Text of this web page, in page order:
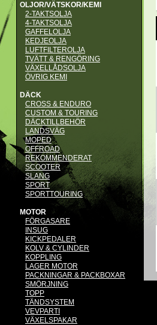
OLJOR/VÄTSKOR/KEMI
2-TAKTSOLJA
4-TAKTSOLJA
GAFFELOLJA
KEDJEOLJA
LUFTFILTEROLJA
TVÄTT & RENGÖRING
VÄXELLÅDSOLJA
ÖVRIG KEMI
DÄCK
CROSS & ENDURO
CUSTOM & TOURING
DÄCKTILLBEHÖR
LANDSVÄG
MOPED
OFFROAD
REKOMMENDERAT
SCOOTER
SLANG
SPORT
SPORTTOURING
MOTOR
FÖRGASARE
INSUG
KICKPEDALER
KOLV & CYLINDER
KOPPLING
LAGER MOTOR
PACKNINGAR & PACKBOXAR
SMÖRJNING
TOPP
TÄNDSYSTEM
VEVPARTI
VÄXELSPAKAR